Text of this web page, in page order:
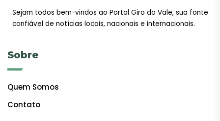
Sejam todos bem-vindos ao Portal Giro do Vale, sua fonte
confiável de notícias locais, nacionais e internacionais.
Sobre
Quem Somos
Contato